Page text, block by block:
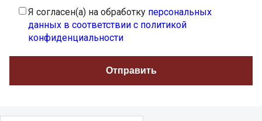
Я согласен(а) на обработку персональных
данных в соответствии с политикой
конфиденциальности